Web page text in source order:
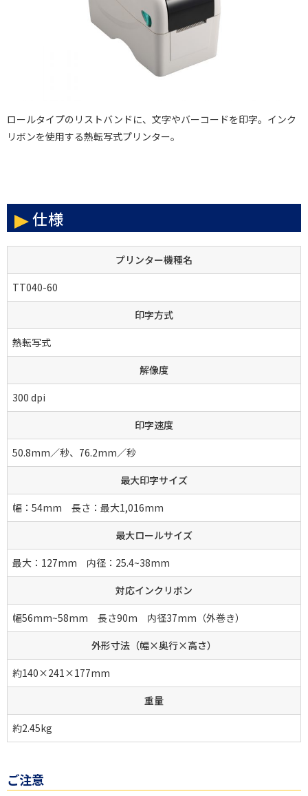
ロールタイプのリストバンドに、文字やバーコードを印字。インク
リボンを使用する熱転写式プリンター。
仕様
プリンター機種名
TT040-60
印字方式
熱転写式
解像度
300 dpi
印字速度
50.8mm／秒、76.2mm／秒
最大印字サイズ
幅：54mm 長さ：最大1,016mm
最大ロールサイズ
最大：127mm 内径：25.4~38mm
対応インクリボン
幅56mm~58mm 長さ90m 内径37mm（外巻き）
外形寸法（幅×奥行×高さ）
約140×241×177mm
重量
約2.45kg
ご注意